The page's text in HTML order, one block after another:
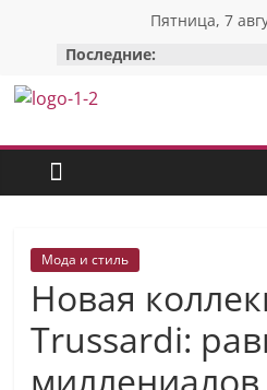
содержимому
Пятница, 7
Последние:
Красотка:
женский
сайт
Моде,
стиле
Мода и стиль
Новая
Trussardi: